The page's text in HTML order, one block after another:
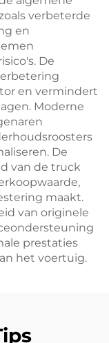
verbeterde
en
De
en vermindert
Moderne
De
van de truck
maakt.
van originele
prestaties
het voertuig.